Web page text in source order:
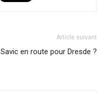
Article suivant
Savic en route pour Dresde ?